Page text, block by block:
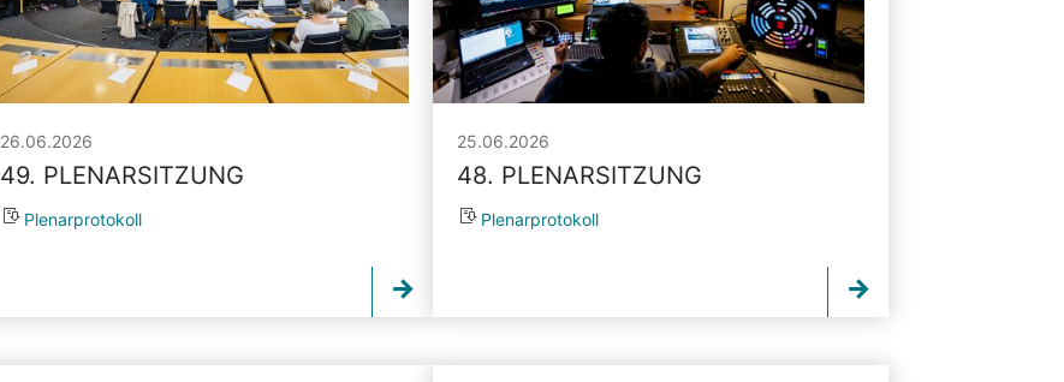
26.06.2026
49. PLENARSITZUNG
Plenarprotokoll
25.06.2026
48. PLENARSITZUNG
Plenarprotokoll